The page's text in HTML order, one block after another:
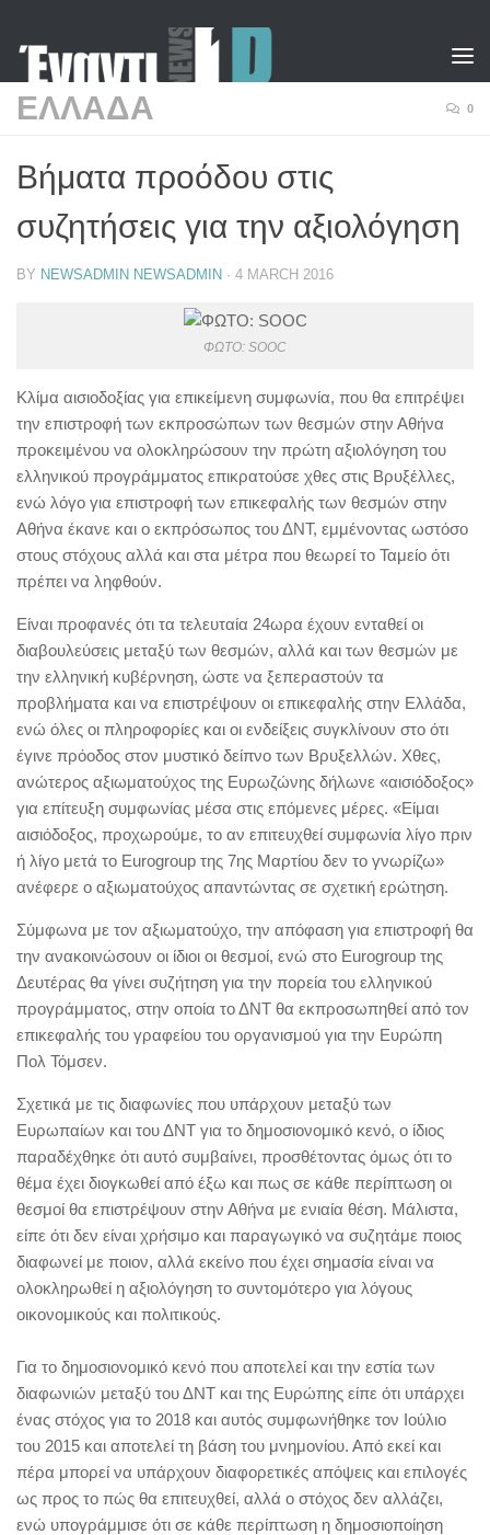
ΕΛΛΑΔΑ 0
Βήματα προόδου στις
συζητήσεις για την αξιολόγηση
BY NEWSADMIN NEWSADMIN · 4 MARCH 2016
ΦΩΤΟ: SOOC
Κλίμα αισιοδοξίας για επικείμενη συμφωνία, που θα επιτρέψει
την επιστροφή των εκπροσώπων των θεσμών στην Αθήνα
προκειμένου να ολοκληρώσουν την πρώτη αξιολόγηση του
ελληνικού προγράμματος επικρατούσε χθες στις Βρυξέλλες,
ενώ λόγο για επιστροφή των επικεφαλής των θεσμών στην
Αθήνα έκανε και ο εκπρόσωπος του ΔΝΤ, εμμένοντας ωστόσο
στους στόχους αλλά και στα μέτρα που θεωρεί το Ταμείο ότι
πρέπει να ληφθούν.
Είναι προφανές ότι τα τελευταία 24ωρα έχουν ενταθεί οι
διαβουλεύσεις μεταξύ των θεσμών, αλλά και των θεσμών με
την ελληνική κυβέρνηση, ώστε να ξεπεραστούν τα
προβλήματα και να επιστρέψουν οι επικεφαλής στην Ελλάδα,
ενώ όλες οι πληροφορίες και οι ενδείξεις συγκλίνουν στο ότι
έγινε πρόοδος στον μυστικό δείπνο των Βρυξελλών. Χθες,
ανώτερος αξιωματούχος της Ευρωζώνης δήλωνε «αισιόδοξος»
για επίτευξη συμφωνίας μέσα στις επόμενες μέρες. «Είμαι
αισιόδοξος, προχωρούμε, το αν επιτευχθεί συμφωνία λίγο πριν
ή λίγο μετά το Εurogroup της 7ης Μαρτίου δεν το γνωρίζω»
ανέφερε ο αξιωματούχος απαντώντας σε σχετική ερώτηση.
Σύμφωνα με τον αξιωματούχο, την απόφαση για επιστροφή θα
την ανακοινώσουν οι ίδιοι οι θεσμοί, ενώ στο Εurogroup της
Δευτέρας θα γίνει συζήτηση για την πορεία του ελληνικού
προγράμματος, στην οποία το ΔΝΤ θα εκπροσωπηθεί από τον
επικεφαλής του γραφείου του οργανισμού για την Ευρώπη
Πολ Τόμσεν.
Σχετικά με τις διαφωνίες που υπάρχουν μεταξύ των
Ευρωπαίων και του ΔΝΤ για το δημοσιονομικό κενό, ο ίδιος
παραδέχθηκε ότι αυτό συμβαίνει, προσθέτοντας όμως ότι το
θέμα έχει διογκωθεί από έξω και πως σε κάθε περίπτωση οι
θεσμοί θα επιστρέψουν στην Αθήνα με ενιαία θέση. Μάλιστα,
είπε ότι δεν είναι χρήσιμο και παραγωγικό να συζητάμε ποιος
διαφωνεί με ποιον, αλλά εκείνο που έχει σημασία είναι να
ολοκληρωθεί η αξιολόγηση το συντομότερο για λόγους
οικονομικούς και πολιτικούς.
Για το δημοσιονομικό κενό που αποτελεί και την εστία των
διαφωνιών μεταξύ του ΔΝΤ και της Ευρώπης είπε ότι υπάρχει
ένας στόχος για το 2018 και αυτός συμφωνήθηκε τον Ιούλιο
του 2015 και αποτελεί τη βάση του μνημονίου. Από εκεί και
πέρα μπορεί να υπάρχουν διαφορετικές απόψεις και επιλογές
ως προς το πώς θα επιτευχθεί, αλλά ο στόχος δεν αλλάζει,
ενώ υπογράμμισε ότι σε κάθε περίπτωση η δημοσιοποίηση